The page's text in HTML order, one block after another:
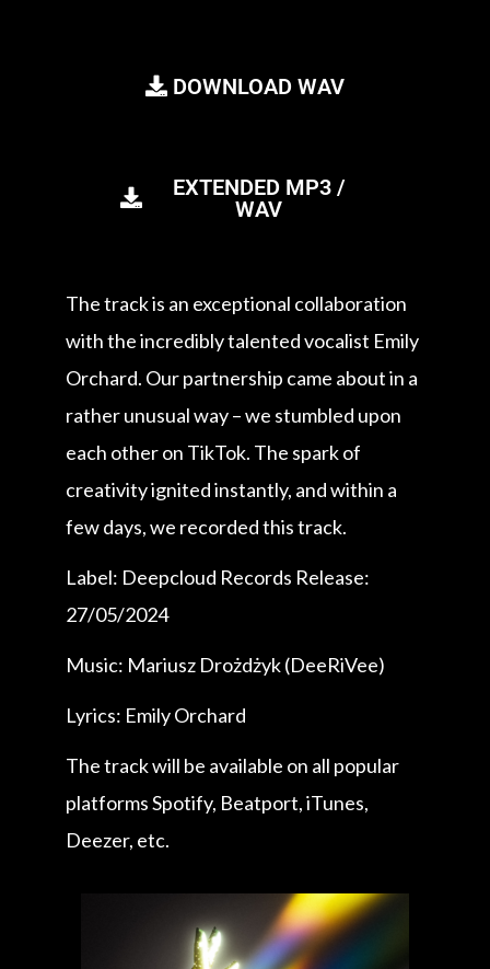
DOWNLOAD WAV
EXTENDED MP3 /
WAV
The track is an exceptional collaboration
with the incredibly talented vocalist Emily
Orchard. Our partnership came about in a
rather unusual way – we stumbled upon
each other on TikTok. The spark of
creativity ignited instantly, and within a
few days, we recorded this track.
Label: Deepcloud Records Release:
27/05/2024
Music: Mariusz Drożdżyk (DeeRiVee)
Lyrics: Emily Orchard
The track will be available on all popular
platforms Spotify, Beatport, iTunes,
Deezer, etc.